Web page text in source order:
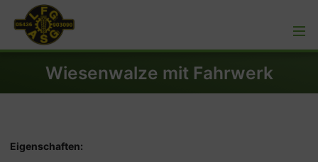
Wiesenwalze mit Fahrwerk
Eigenschaften: